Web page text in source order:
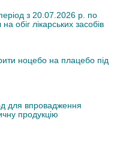
з 20.07.2026 р. по
обіг лікарських засобів
ноцебо на плацебо під
для впровадження
продукцію